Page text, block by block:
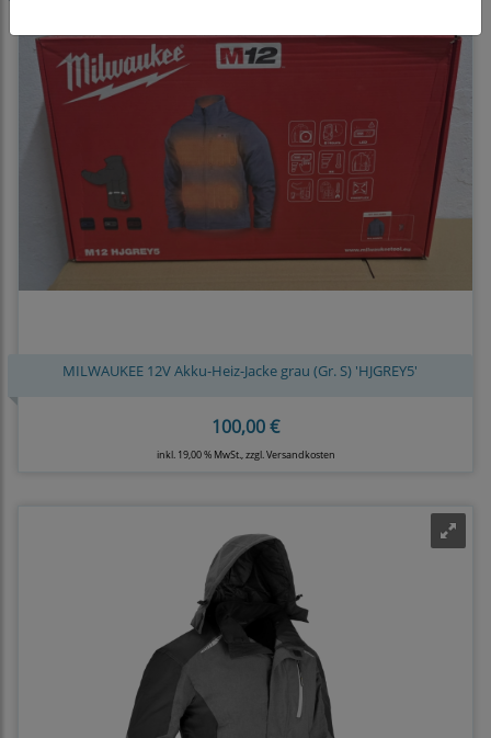
MILWAUKEE 12V Akku-Heiz-Jacke grau (Gr. S) 'HJGREY5'
100,00 €
inkl. 19,00 % MwSt., zzgl.Versandkosten